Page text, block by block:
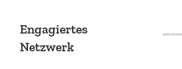
Engagiertes
Netzwerk